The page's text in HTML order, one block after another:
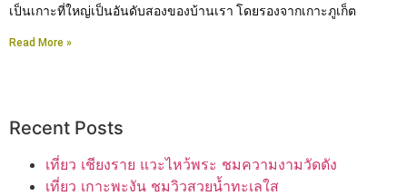
เป็นเกาะที่ใหญ่เป็นอันดับสองของบ้านเรา โดยรองจากเกาะภูเก็ต
Read More »
Recent Posts
เที่ยว เชียงราย แวะไหว้พระ ชมความงามวัดดัง
เที่ยว เกาะพะงัน ชมวิวสวยน้ำทะเลใส